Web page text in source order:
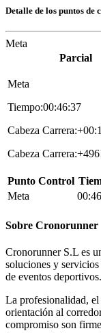
Detalle de los puntos de
Meta
Parcial
Meta
Tiempo:00:46:37
Cabeza
Cabeza
Punto Control
Meta
Sobre Cronorunner
Cronorunner S.L es
soluciones y
de eventos deportivos.
La profesionalidad,
orientación al
compromiso son